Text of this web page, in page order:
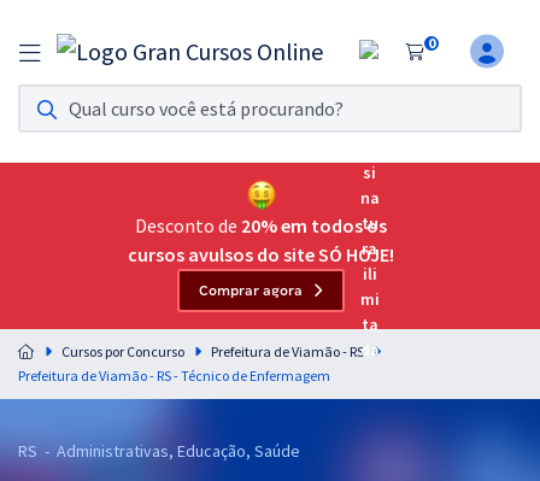
0
Assinatura Ilimitada 11
Acesso a todos os cursos. Teste grátis por 7 dias!
Assinatura OAB Até Passar
Acesso ilimitado a toda preparação para o Exame da
Residências Multiprofissionais
Preparação completa e intensiva para as principais
residências em saúde do Brasil
Desconto de 20% em todos os
cursos avulsos do site SÓ HOJE!
Comprar agora
Cursos por Concurso
Prefeitura de Viamão - RS
Prefeitura de Viamão - RS - Técnico de Enfermagem
RS - Administrativas, Educação, Saúde